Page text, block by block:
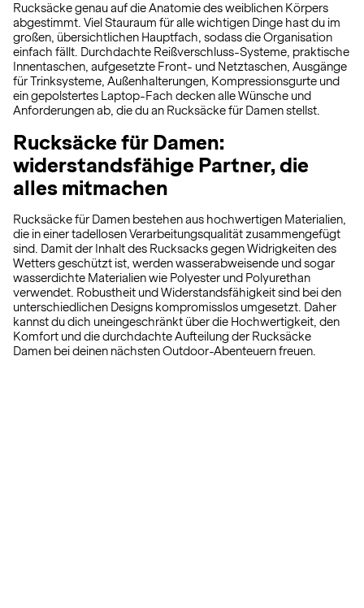
Rucksäcke genau auf die Anatomie des weiblichen Körpers
abgestimmt. Viel Stauraum für alle wichtigen Dinge hast du im
großen, übersichtlichen Hauptfach, sodass die Organisation
einfach fällt. Durchdachte Reißverschluss-Systeme, praktische
Innentaschen, aufgesetzte Front- und Netztaschen, Ausgänge
für Trinksysteme, Außenhalterungen, Kompressionsgurte und
ein gepolstertes Laptop-Fach decken alle Wünsche und
Anforderungen ab, die du an Rucksäcke für Damen stellst.
Rucksäcke für Damen:
widerstandsfähige Partner, die
alles mitmachen
Rucksäcke für Damen bestehen aus hochwertigen Materialien,
die in einer tadellosen Verarbeitungsqualität zusammengefügt
sind. Damit der Inhalt des Rucksacks gegen Widrigkeiten des
Wetters geschützt ist, werden wasserabweisende und sogar
wasserdichte Materialien wie Polyester und Polyurethan
verwendet. Robustheit und Widerstandsfähigkeit sind bei den
unterschiedlichen Designs kompromisslos umgesetzt. Daher
kannst du dich uneingeschränkt über die Hochwertigkeit, den
Komfort und die durchdachte Aufteilung der Rucksäcke
Damen bei deinen nächsten Outdoor-Abenteuern freuen.